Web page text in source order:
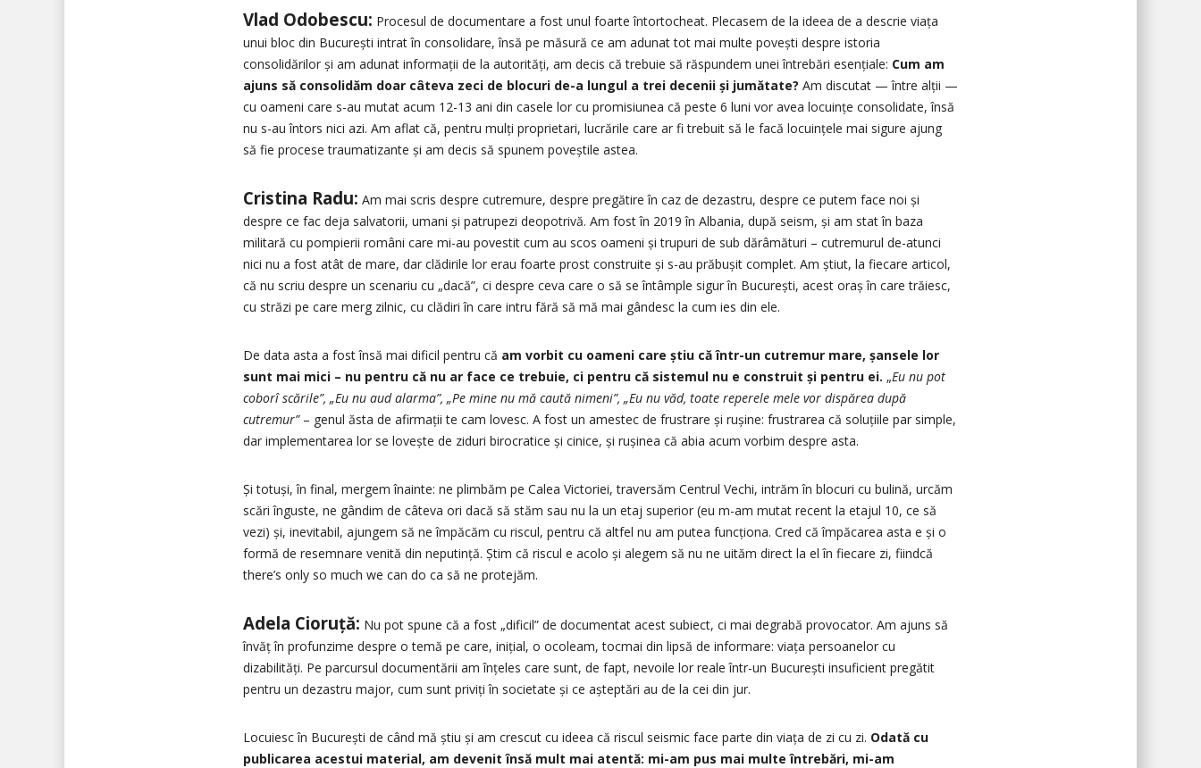
Vlad Odobescu: Procesul de documentare a fost unul foarte întortocheat. Plecasem de la ideea de a descrie viața
unui bloc din București intrat în consolidare, însă pe măsură ce am adunat tot mai multe povești despre istoria
consolidărilor și am adunat informații de la autorități, am decis că trebuie să răspundem unei întrebări esențiale: Cum am
ajuns să consolidăm doar câteva zeci de blocuri de-a lungul a trei decenii și jumătate? Am discutat — între alții —
cu oameni care s-au mutat acum 12-13 ani din casele lor cu promisiunea că peste 6 luni vor avea locuințe consolidate, însă
nu s-au întors nici azi. Am aflat că, pentru mulți proprietari, lucrările care ar fi trebuit să le facă locuințele mai sigure ajung
să fie procese traumatizante și am decis să spunem poveștile astea.
Cristina Radu: Am mai scris despre cutremure, despre pregătire în caz de dezastru, despre ce putem face noi și
despre ce fac deja salvatorii, umani și patrupezi deopotrivă. Am fost în 2019 în Albania, după seism, și am stat în baza
militară cu pompierii români care mi-au povestit cum au scos oameni și trupuri de sub dărâmături – cutremurul de-atunci
nici nu a fost atât de mare, dar clădirile lor erau foarte prost construite și s-au prăbușit complet. Am știut, la fiecare articol,
că nu scriu despre un scenariu cu „dacă”, ci despre ceva care o să se întâmple sigur în București, acest oraș în care trăiesc,
cu străzi pe care merg zilnic, cu clădiri în care intru fără să mă mai gândesc la cum ies din ele.
De data asta a fost însă mai dificil pentru că am vorbit cu oameni care știu că într-un cutremur mare, șansele lor
sunt mai mici – nu pentru că nu ar face ce trebuie, ci pentru că sistemul nu e construit și pentru ei. „Eu nu pot
coborî scările”, „Eu nu aud alarma”, „Pe mine nu mă caută nimeni”, „Eu nu văd, toate reperele mele vor dispărea după
cutremur”– genul ăsta de afirmații te cam lovesc. A fost un amestec de frustrare și rușine: frustrarea că soluțiile par simple,
dar implementarea lor se lovește de ziduri birocratice și cinice, și rușinea că abia acum vorbim despre asta.
Și totuși, în final, mergem înainte: ne plimbăm pe Calea Victoriei, traversăm Centrul Vechi, intrăm în blocuri cu bulină, urcăm
scări înguste, ne gândim de câteva ori dacă să stăm sau nu la un etaj superior (eu m-am mutat recent la etajul 10, ce să
vezi) și, inevitabil, ajungem să ne împăcăm cu riscul, pentru că altfel nu am putea funcționa. Cred că împăcarea asta e și o
formă de resemnare venită din neputință. Știm că riscul e acolo și alegem să nu ne uităm direct la el în fiecare zi, fiindcă
there’s only so much we can do ca să ne protejăm.
Adela Cioruță: Nu pot spune că a fost „dificil” de documentat acest subiect, ci mai degrabă provocator. Am ajuns să
învăț în profunzime despre o temă pe care, inițial, o ocoleam, tocmai din lipsă de informare: viața persoanelor cu
dizabilități. Pe parcursul documentării am înțeles care sunt, de fapt, nevoile lor reale într-un București insuficient pregătit
pentru un dezastru major, cum sunt priviți în societate și ce așteptări au de la cei din jur.
Locuiesc în București de când mă știu și am crescut cu ideea că riscul seismic face parte din viața de zi cu zi. Odată cu
publicarea acestui material, am devenit însă mult mai atentă: mi-am pus mai multe întrebări, mi-am